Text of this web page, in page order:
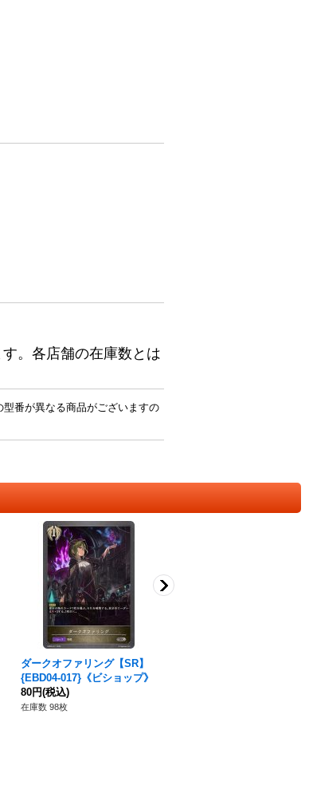
。各店舗の在庫数とは
番が異なる商品がございますの
ダークオファリング【SR】
{EBD04-017}《ビショップ》
80円(税込)
在庫数 98枚